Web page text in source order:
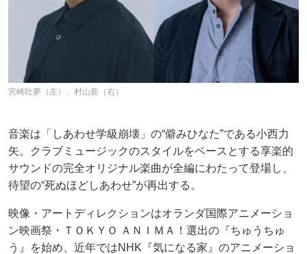
宮崎吐夢（左）、村山新（右）
音楽は「しあわせ学級崩壊」の“僻みひなた”である小西力
矢。クラブミュージックのスタイルをベースとする享楽的
サウンドの完全オリジナル楽曲が全編にわたって登場し、
待望の“死ぬほどしあわせ”が再出する。
映像・アートディレクションはオランダ国際アニメーショ
ン映画祭・ＴＯＫＹＯ ＡＮＩＭＡ！選出の『ちゅうちゅ
う』を始め、近年ではNHK『気になる家』のアニメーショ